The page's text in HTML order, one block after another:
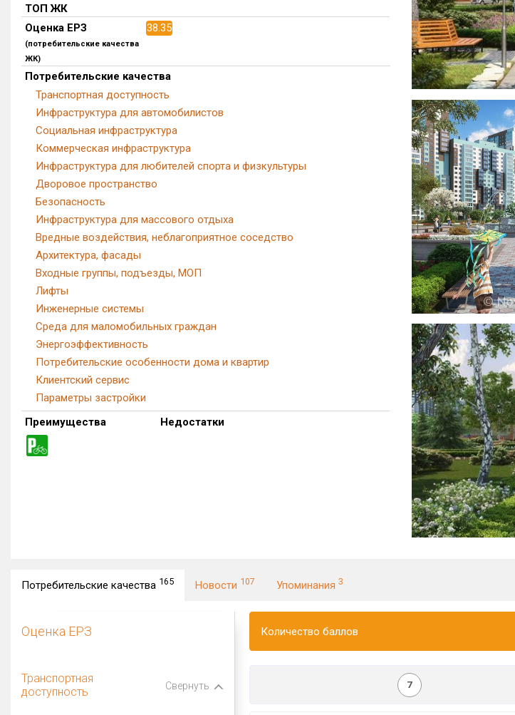
ТОП ЖК
Оценка ЕРЗ
(потребительские качества
ЖК)
38.35
Потребительские качества
Транспортная доступность
Инфраструктура для автомобилистов
Социальная инфраструктура
Коммерческая инфраструктура
Инфраструктура для любителей спорта и физкультуры
Дворовое пространство
Безопасность
Инфраструктура для массового отдыха
Вредные воздействия, неблагоприятное соседство
Архитектура, фасады
Входные группы, подъезды, МОП
Лифты
Инженерные системы
Среда для маломобильных граждан
Энергоэффективность
Потребительские особенности дома и квартир
Клиентский сервис
Параметры застройки
Преимущества
Недостатки
Потребительские качества 165 Новости 107 Упоминания 3
Оценка ЕРЗ Количество баллов
Транспортная
доступность
Свернуть 7